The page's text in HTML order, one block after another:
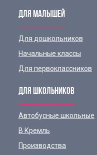
ДЛЯ МАЛЫШЕЙ
Для дошкольников
Начальные классы
Для первоклассников
ДЛЯ ШКОЛЬНИКОВ
Автобусные школьные
В Кремль
Производства